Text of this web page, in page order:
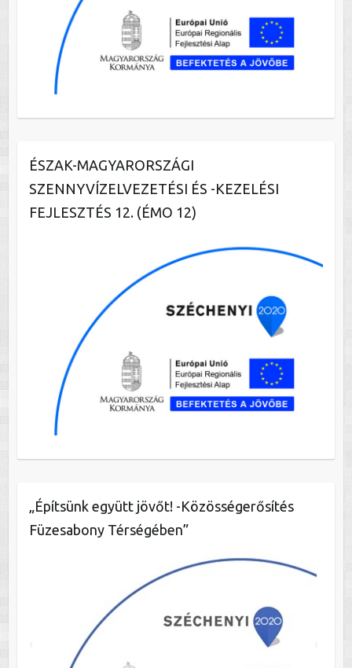
ÉSZAK-MAGYARORSZÁGI
SZENNYVÍZELVEZETÉSI ÉS -KEZELÉSI
FEJLESZTÉS 12. (ÉMO 12)
„Építsünk együtt jövőt! -Közösségerősítés
Füzesabony Térségében”